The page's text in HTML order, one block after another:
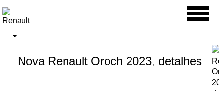
Nova Renault Oroch 2023, detalhes